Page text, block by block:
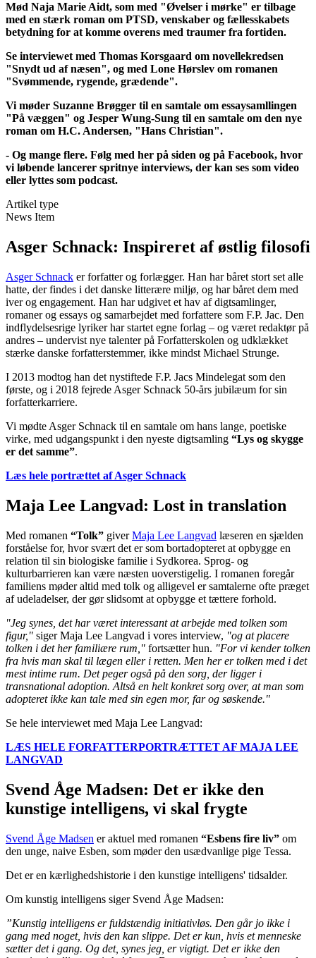
Mød Naja Marie Aidt, som med "Øvelser i mørke" er tilbage
med en stærk roman om PTSD, venskaber og fællesskabets
betydning for at komme overens med traumer fra fortiden.
Se interviewet med Thomas Korsgaard om novellekredsen
"Snydt ud af næsen", og med Lone Hørslev om romanen
"Svømmende, rygende, grædende".
Vi møder Suzanne Brøgger til en samtale om essaysamllingen
"På væggen" og Jesper Wung-Sung til en samtale om den nye
roman om H.C. Andersen, "Hans Christian".
- Og mange flere. Følg med her på siden og på Facebook, hvor
vi løbende lancerer spritnye interviews, der kan ses som video
eller lyttes som podcast.
Artikel type
News Item
Asger Schnack: Inspireret af østlig filosofi
Asger Schnack er forfatter og forlægger. Han har båret stort set alle
hatte, der findes i det danske litterære miljø, og har båret dem med
iver og engagement. Han har udgivet et hav af digtsamlinger,
romaner og essays og samarbejdet med forfattere som F.P. Jac. Den
indflydelsesrige lyriker har startet egne forlag – og været redaktør på
andres – undervist nye talenter på Forfatterskolen og udklækket
stærke danske forfatterstemmer, ikke mindst Michael Strunge.
I 2013 modtog han det nystiftede F.P. Jacs Mindelegat som den
første, og i 2018 fejrede Asger Schnack 50-års jubilæum for sin
forfatterkarriere.
Vi mødte Asger Schnack til en samtale om hans lange, poetiske
virke, med udgangspunkt i den nyeste digtsamling “Lys og skygge
er det samme”.
Læs hele portrættet af Asger Schnack
Maja Lee Langvad: Lost in translation
Med romanen “Tolk” giverMaja Lee Langvad læseren en sjælden
forståelse for, hvor svært det er som bortadopteret at opbygge en
relation til sin biologiske familie i Sydkorea. Sprog- og
kulturbarrieren kan være næsten uoverstigelig. I romanen foregår
familiens møder altid med tolk og alligevel er samtalerne ofte præget
af udeladelser, der gør slidsomt at opbygge et tættere forhold.
"Jeg synes, det har været interessant at arbejde med tolken som
figur," siger Maja Lee Langvad i vores interview, "og at placere
tolken i det her familiære rum," fortsætter hun. "For vi kender tolken
fra hvis man skal til lægen eller i retten. Men her er tolken med i det
mest intime rum. Det peger også på den sorg, der ligger i
transnational adoption. Altså en helt konkret sorg over, at man som
adopteret ikke kan tale med sin egen mor, far og søskende."
Se hele interviewet med Maja Lee Langvad:
LÆS HELE FORFATTERPORTRÆTTET AF MAJA LEE
LANGVAD
Svend Åge Madsen: Det er ikke den
kunstige intelligens, vi skal frygte
Svend Åge Madsen er aktuel med romanen “Esbens fire liv” om
den unge, naive Esben, som møder den usædvanlige pige Tessa.
Det er en kærlighedshistorie i den kunstige intelligens' tidsalder.
Om kunstig intelligens siger Svend Åge Madsen:
”Kunstig intelligens er fuldstændig initiativløs. Den går jo ikke i
gang med noget, hvis den kan slippe. Det er kun, hvis et menneske
sætter det i gang. Og det, synes jeg, er vigtigt. Det er ikke den